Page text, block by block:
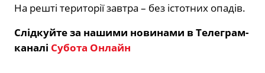
На решті території завтра – без істотних опадів.
Слідкуйте за нашими новинами в Телеграм-
каналі Субота Онлайн